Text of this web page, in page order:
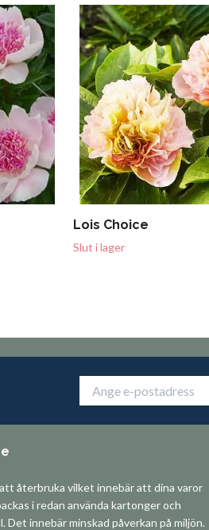
Lois Choice
Slut i lager
återbruka vilket innebär att dina varor
i redan använda kartonger och
Det innebär minskad påverkan på miljön.